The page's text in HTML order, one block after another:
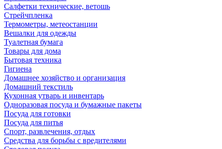
Салфетки технические, ветошь
Стрейчпленка
Термометры, метеостанции
Вешалки для одежды
Туалетная бумага
Товары для дома
Бытовая техника
Гигиена
Домашнее хозяйство и организация
Домашний текстиль
Кухонная утварь и инвентарь
Одноразовая посуда и бумажные пакеты
Посуда для готовки
Посуда для питья
Спорт, развлечения, отдых
Средства для борьбы с вредителями